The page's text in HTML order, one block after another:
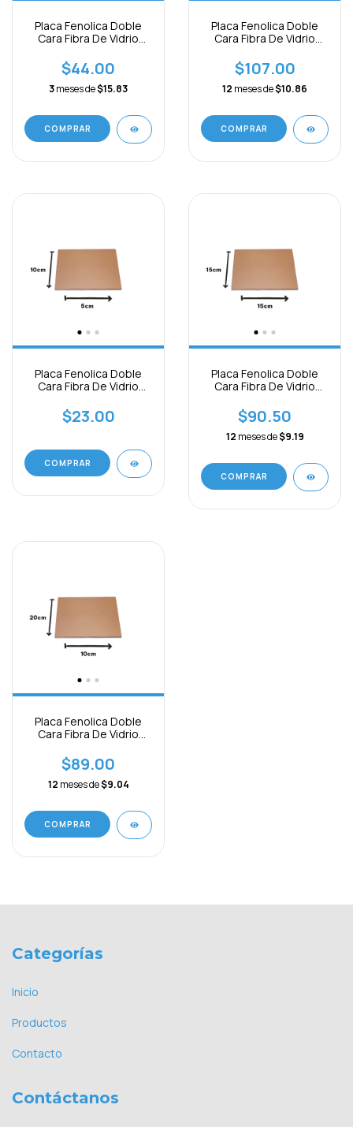
Placa Fenolica Doble
Cara Fibra De Vidrio
$44.00
3meses de$15.83
Placa Fenolica Doble
Cara Fibra De Vidrio
$107.00
12 meses de$10.86
Placa Fenolica Doble
Cara Fibra De Vidrio
$23.00
Placa Fenolica Doble
Cara Fibra De Vidrio
$90.50
12 meses de$9.19
Placa Fenolica Doble
Cara Fibra De Vidrio
$89.00
12 meses de$9.04
Categorías
Inicio
Productos
Contacto
Contáctanos